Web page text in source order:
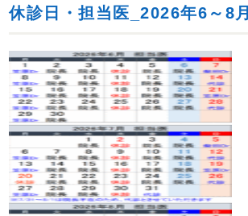
休診日・担当医_2026年6～8月